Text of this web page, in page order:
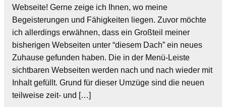
Webseite! Gerne zeige ich Ihnen, wo meine
Begeisterungen und Fähigkeiten liegen. Zuvor möchte
ich allerdings erwähnen, dass ein Großteil meiner
bisherigen Webseiten unter “diesem Dach” ein neues
Zuhause gefunden haben. Die in der Menü-Leiste
sichtbaren Webseiten werden nach und nach wieder mit
Inhalt gefüllt. Grund für dieser Umzüge sind die neuen
teilweise zeit- und […]